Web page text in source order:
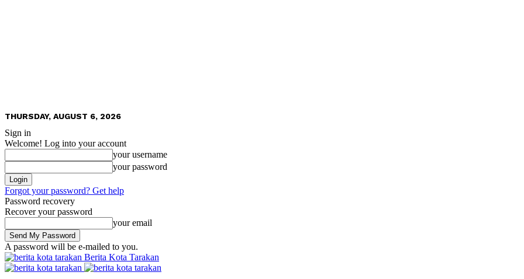
THURSDAY, AUGUST 6, 2026
Sign in
Welcome! Log into your account
your username
your password
Forgot your password? Get help
Password recovery
Recover your password
your email
A password will be e-mailed to you.
Berita Kota Tarakan